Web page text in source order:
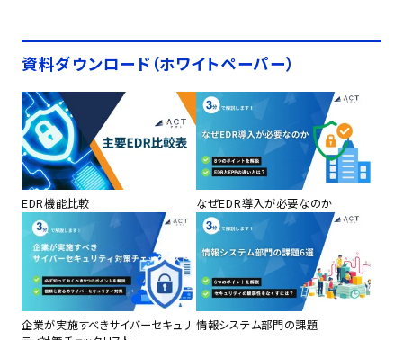
資料ダウンロード（ホワイトペーパー）
EDR機能比較 なぜEDR導入が必要なのか
企業が実施すべきサイバーセキュリ 情報システム部門の課題